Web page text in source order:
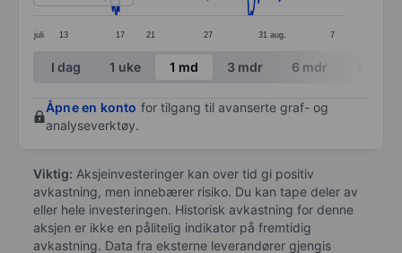
juli 13 17 21 27 31 aug. 7
End of interactive chart.
I dag 1 uke 1 md 3 mdr 6 mdr
Åpne en konto for tilgang til avanserte graf- og
analyseverktøy.
Viktig: Aksjeinvesteringer kan over tid gi positiv
avkastning, men innebærer risiko. Du kan tape deler av
eller hele investeringen. Historisk avkastning for denne
aksjen er ikke en pålitelig indikator på fremtidig
avkastning. Data fra eksterne leverandører gjengis